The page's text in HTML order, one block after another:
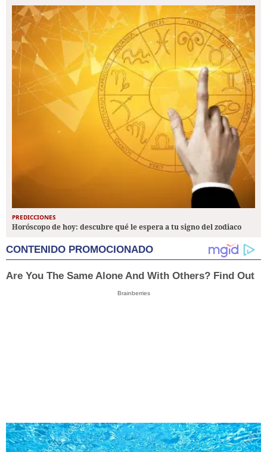
PREDICCIONES
Horóscopo de hoy: descubre qué le espera a tu signo del zodiaco
CONTENIDO PROMOCIONADO
Are You The Same Alone And With Others? Find Out
Brainberries